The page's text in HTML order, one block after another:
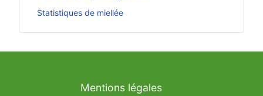
Statistiques de miellée
Mentions légales